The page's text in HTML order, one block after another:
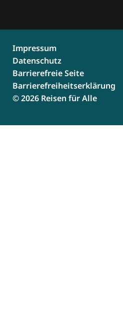
© 2026 Reisen für Alle
Impressum
Datenschutz
Barrierefreie Seite
Barrierefreiheitserklärung